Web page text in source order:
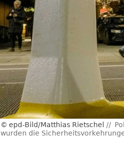
epd-Bild/Matthias Rietschel
wurden die